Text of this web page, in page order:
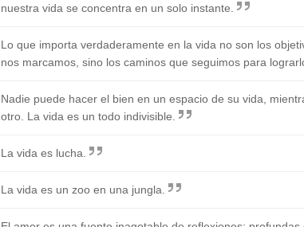
nuestra vida se concentra en un solo instante.
Lo que importa verdaderamente en la vida no son los
nos marcamos, sino los caminos que seguimos para
Nadie puede hacer el bien en un espacio de su vida,
otro. La vida es un todo indivisible.
La vida es lucha.
La vida es un zoo en una jungla.